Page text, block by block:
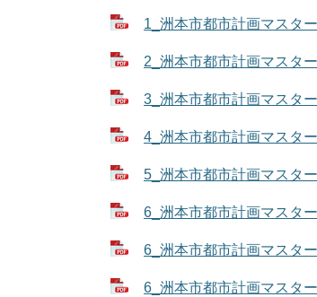
1_洲本市都市計画マスタ
2_洲本市都市計画マスタ
3_洲本市都市計画マスタ
4_洲本市都市計画マスタ
5_洲本市都市計画マスタ
6_洲本市都市計画マスタ
6_洲本市都市計画マスタ
6_洲本市都市計画マスタ